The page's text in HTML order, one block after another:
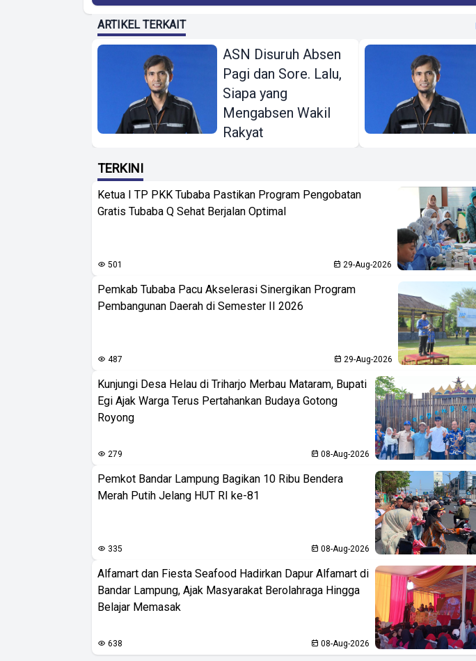
ARTIKEL TERKAIT
ASN Disuruh Absen
Pagi dan Sore. Lalu,
Siapa yang
Mengabsen Wakil
Rakyat
TERKINI
Ketua I TP PKK Tubaba Pastikan Program Pengobatan
Gratis Tubaba Q Sehat Berjalan Optimal
501 29-Aug-2026
Pemkab Tubaba Pacu Akselerasi Sinergikan Program
Pembangunan Daerah di Semester II 2026
487 29-Aug-2026
Kunjungi Desa Helau di Triharjo Merbau Mataram, Bupati
Egi Ajak Warga Terus Pertahankan Budaya Gotong
Royong
279 08-Aug-2026
Pemkot Bandar Lampung Bagikan 10 Ribu Bendera
Merah Putih Jelang HUT RI ke-81
335 08-Aug-2026
Alfamart dan Fiesta Seafood Hadirkan Dapur Alfamart di
Bandar Lampung, Ajak Masyarakat Berolahraga Hingga
Belajar Memasak
638 08-Aug-2026